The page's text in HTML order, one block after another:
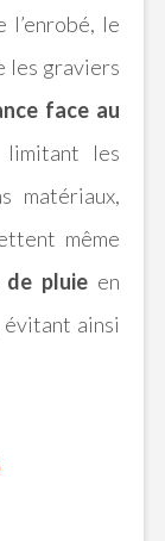
l’enrobé, le
les graviers
face au
les
matériaux,
même
de pluieen
évitant ainsi